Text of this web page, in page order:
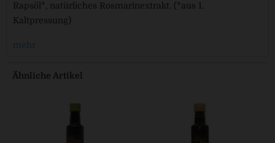
Rapsöl*, natürliches Rosmarinextrakt. (*aus 1.
Kaltpressung)
mehr
Ähnliche Artikel